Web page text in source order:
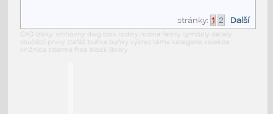
stránky: 1 2 Další
CAD bloky: knihovny dwg blok rodiny rodina family symboly detaily
součásti prvky stafáž buňka buňky výkres téma kategorie kolekce
knižnica zdarma free block library